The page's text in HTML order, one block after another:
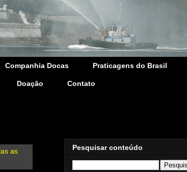
Companhia Docas Praticagens do Brasil
Doação Contato
as
Pesquisar conteúdo